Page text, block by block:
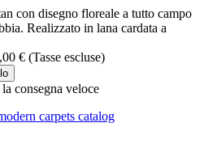
con disegno floreale a tutto campo
Realizzato in lana cardata a
€ (Tasse escluse)
consegna veloce